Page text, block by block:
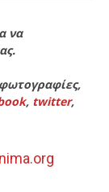
να
, twitter,